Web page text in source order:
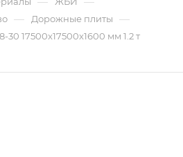
— Дорожные плиты —
30 17500x17500x1600 мм 1.2 т